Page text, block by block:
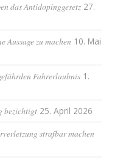
das Antidopinggesetz 27.
Aussage zu machen 10. Mai
Fahrerlaubnis 1.
bezichtigt 25. April 2026
strafbar machen